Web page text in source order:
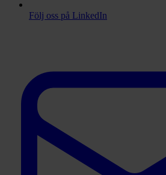
Följ oss på LinkedIn